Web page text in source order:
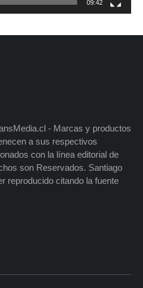
09:42
- Marcas y productos
a sus respectivos
con la línea editorial de
son Reservados. Santiago
reproducido citando la fuente